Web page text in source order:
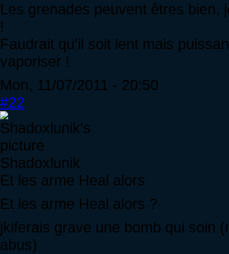
Les grenades peuvent êtres bien,
!
Faudrait qu'il soit lent mais
vaporiser !
Mon, 11/07/2011 - 20:50
#22
Shadoxlunik
Et les arme Heal alors
Et les arme Heal alors ?
jkiferais grave une bomb qui soin
abus)